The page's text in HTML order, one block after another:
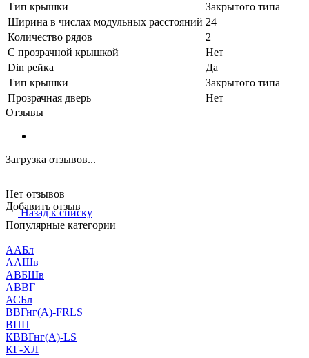
Тип крышки
Закрытого типа
Ширина в числах модульных расстояний 24
Количество рядов
2
С прозрачной крышкой
Нет
Din рейка
Да
Тип крышки
Закрытого типа
Прозрачная дверь
Нет
Отзывы
Загрузка отзывов...
Нет отзывов
Добавить отзыв
Назад к списку
Популярные категории
ААБл
ААШв
АВБШв
АВВГ
АСБл
ВВГнг(А)-FRLS
ВПП
КВВГнг(А)-LS
КГ-ХЛ